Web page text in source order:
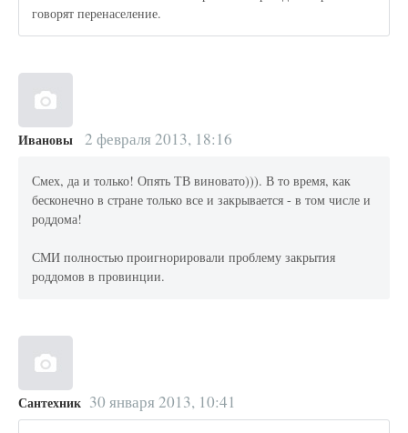
говорят перенаселение.
Ивановы 2 февраля 2013, 18:16
Смех, да и только! Опять ТВ виновато))). В то время, как
бесконечно в стране только все и закрывается - в том числе и
роддома!
СМИ полностью проигнорировали проблему закрытия
роддомов в провинции.
Сантехник 30 января 2013, 10:41